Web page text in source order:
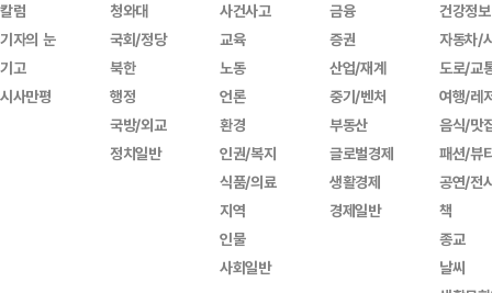
칼럼
기자의 눈
기고
시사만평
청와대
국회/정당
북한
행정
국방/외교
정치일반
사건사고
교육
노동
언론
환경
인권/복지
식품/의료
지역
인물
사회일반
금융
증권
산업/재계
중기/벤처
부동산
글로벌경제
생활경제
경제일반
건강정보
자동차/
도로/교
여행/레
음식/맛
패션/뷰
공연/전
책
종교
날씨